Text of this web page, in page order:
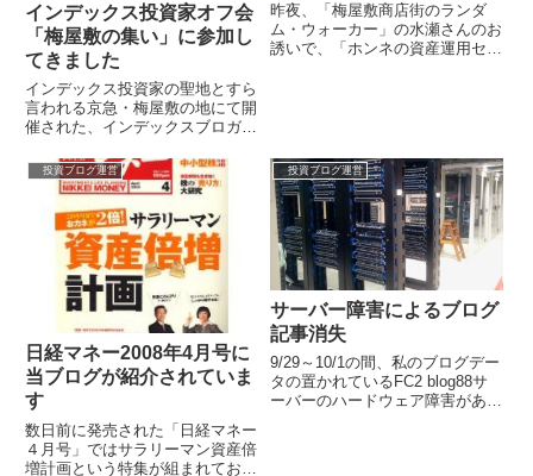
インデックス投資家オフ会
「梅屋敷の集い」に参加し
てきました
インデックス投資家の聖地とすら
言われる京急・梅屋敷の地にて開
催された、インデックスブロガー
加してきました。張り切りすぎ
て、30分以...
昨夜、「梅屋敷商店街のランダ
ム・ウォーカー」の水瀬さんのお
誘いで、「ホンネの資産運用セミ
投資ブログ運営
日経マネー2008年4月号に
当ブログが紹介されていま
す
数日前に発売された「日経マネー
４月号」ではサラリーマン資産倍
増計画という特集が組まれてお
投資ブログ運営
サーバー障害によるブログ
記事消失
9/29～10/1の間、私のブログデー
タの置かれているFC2 blog88サ
ーバーのハードウェア障害があっ